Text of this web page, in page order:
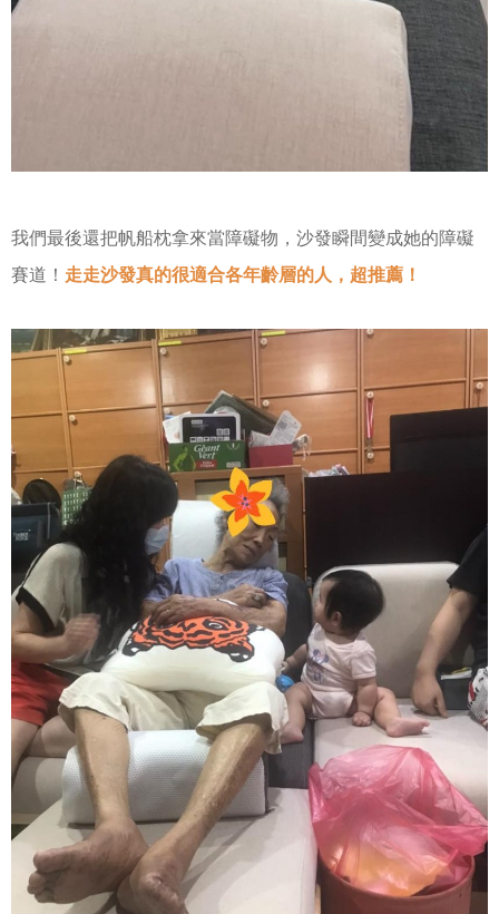
我們最後還把帆船枕拿來當障礙物，沙發瞬間變成她的障礙
賽道！ 走走沙發真的很適合各年齡層的人，超推薦！